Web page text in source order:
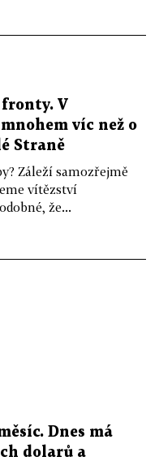
V
víc než o
Straně
Záleží samozřejmě
vítězství
že...
Dnes má
dolarů a